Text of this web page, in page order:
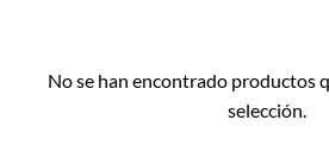
No se han encontrado productos
selección.